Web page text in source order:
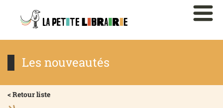
Les nouveautés
< Retour liste